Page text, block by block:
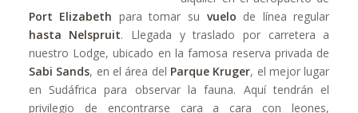
Port Elizabeth para tomar su vuelo de línea regular
hasta Nelspruit. Llegada y traslado por carretera a
nuestro Lodge, ubicado en la famosa reserva privada de
Sabi Sands, en el área del Parque Kruger, el mejor lugar
en Sudáfrica para observar la fauna. Aquí tendrán el
privilegio de encontrarse cara a cara con leones,